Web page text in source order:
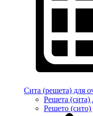
Сита (решета) для
Решета (сита)
Решето (сито)